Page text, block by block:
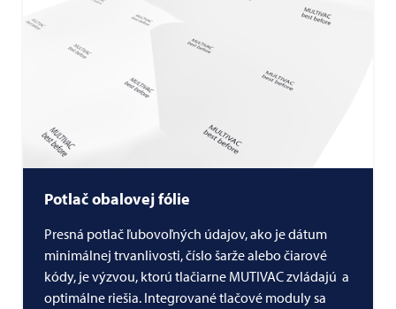
Potlač obalovej fólie
Presná potlač ľubovoľných údajov, ako je dátum
minimálnej trvanlivosti, číslo šarže alebo čiarové
kódy, je výzvou, ktorú tlačiarne MUTIVAC zvládajú a
optimálne riešia. Integrované tlačové moduly sa